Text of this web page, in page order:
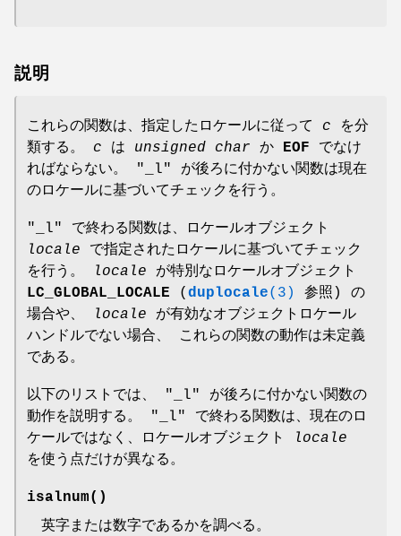
説明
これらの関数は、指定したロケールに従って c を分
類する。 c は unsigned char か EOF でなけ
ればならない。 "_l" が後ろに付かない関数は現在
のロケールに基づいてチェックを行う。
"_l" で終わる関数は、ロケールオブジェクト
locale で指定されたロケールに基づいてチェック
を行う。
locale が特別なロケールオブジェクト
LC_GLOBAL_LOCALE ( duplocale(3)
参照) の
場合や、
locale が有効なオブジェクトロケール
ハンドルでない場合、 これらの関数の動作は未定義
である。
以下のリストでは、 "_l" が後ろに付かない関数の
動作を説明する。 "_l" で終わる関数は、現在のロ
ケールではなく、ロケールオブジェクト
locale
を使う点だけが異なる。
isalnum()
英字または数字であるかを調べる。